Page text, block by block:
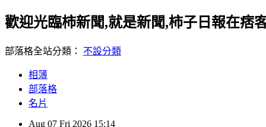
歡迎光臨柿新聞,就是新聞,柿子日報在痞
部落格全站分類： 不設分類
相簿
部落格
名片
Aug 07 Fri 2026 15:14